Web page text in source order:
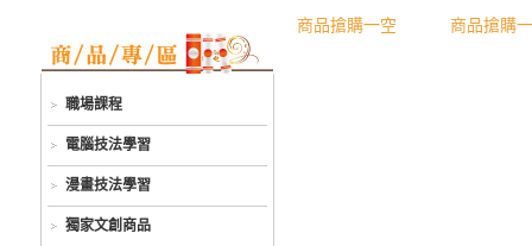
職場課程
電腦技法學習
漫畫技法學習
獨家文創商品
商品搶購一空 商品搶購